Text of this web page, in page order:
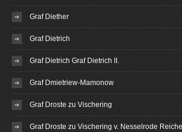
Graf Diether
Graf Dietrich
Graf Dietrich Graf Dietrich II.
Graf Dmietriew-Mamonow
Graf Droste zu Vischering
Graf Droste zu Vischering v. Nesselrode